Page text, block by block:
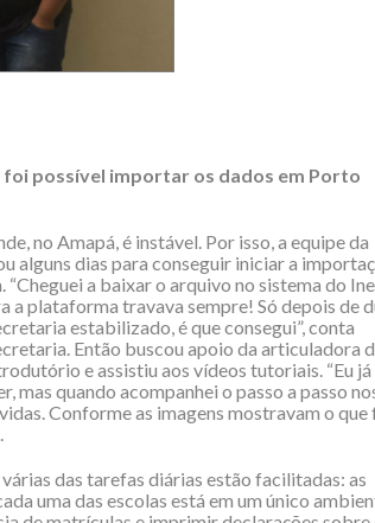
possível importar os dados em Porto
no Amapá, é instável. Por isso, a equipe da
alguns dias para conseguir iniciar a
a baixar o arquivo no sistema do
a plataforma travava sempre! Só depois de
estabilizado, é que consegui”, conta
Então buscou apoio da articuladora
e assistiu aos vídeos tutoriais. “Eu já
mas quando acompanhei o passo a passo
Conforme as imagens mostravam o que
das tarefas diárias estão facilitadas: as
uma das escolas está em um único